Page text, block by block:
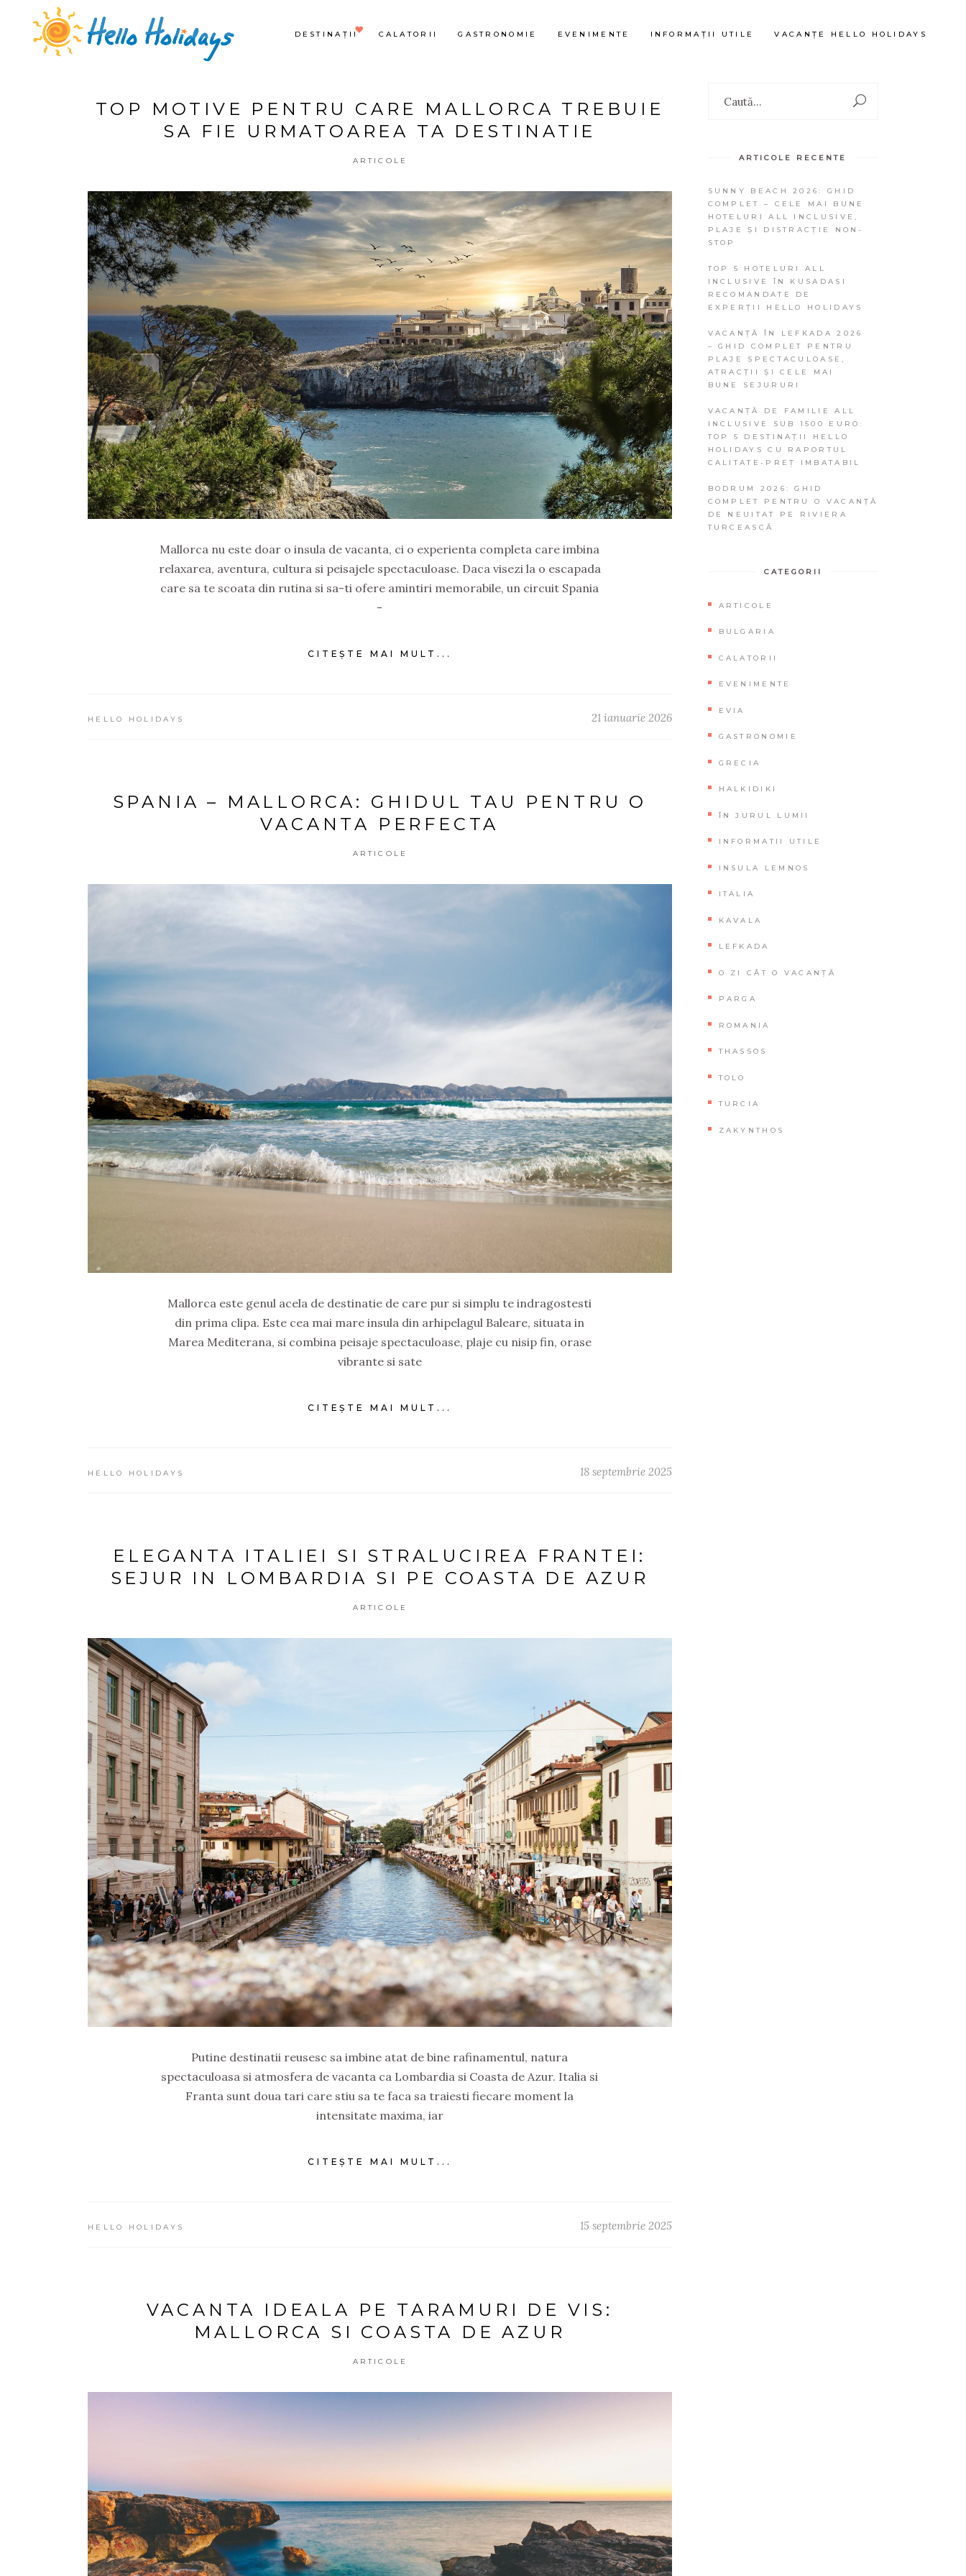
DESTINAȚII CALATORII GASTRONOMIE EVENIMENTE INFORMAȚII UTILE VACANȚE HELLO HOLIDAYS
TOP MOTIVE PENTRU CARE MALLORCA TREBUIE
SA FIE URMATOAREA TA DESTINATIE
ARTICOLE
Mallorca nu este doar o insula de vacanta, ci o experienta completa care imbina
relaxarea, aventura, cultura si peisajele spectaculoase. Daca visezi la o escapada
care sa te scoata din rutina si sa-ti ofere amintiri memorabile, un circuit Spania
-
CITEȘTE MAI MULT...
HELLO HOLIDAYS 21 ianuarie 2026
SPANIA – MALLORCA: GHIDUL TAU PENTRU O
VACANTA PERFECTA
ARTICOLE
Mallorca este genul acela de destinatie de care pur si simplu te indragostesti
din prima clipa. Este cea mai mare insula din arhipelagul Baleare, situata in
Marea Mediterana, si combina peisaje spectaculoase, plaje cu nisip fin, orase
vibrante si sate
CITEȘTE MAI MULT...
HELLO HOLIDAYS 18 septembrie 2025
ELEGANTA ITALIEI SI STRALUCIREA FRANTEI:
SEJUR IN LOMBARDIA SI PE COASTA DE AZUR
ARTICOLE
Putine destinatii reusesc sa imbine atat de bine rafinamentul, natura
spectaculoasa si atmosfera de vacanta ca Lombardia si Coasta de Azur. Italia si
Franta sunt doua tari care stiu sa te faca sa traiesti fiecare moment la
intensitate maxima, iar
CITEȘTE MAI MULT...
HELLO HOLIDAYS 15 septembrie 2025
VACANTA IDEALA PE TARAMURI DE VIS:
MALLORCA SI COASTA DE AZUR
ARTICOLE
ARTICOLE RECENTE
SUNNY BEACH 2026: GHID
COMPLET – CELE MAI BUNE
HOTELURI ALL INCLUSIVE,
PLAJE ȘI DISTRACȚIE NON-
STOP
TOP 5 HOTELURI ALL
INCLUSIVE ÎN KUSADASI
RECOMANDATE DE
EXPERȚII HELLO HOLIDAYS
VACANȚĂ ÎN LEFKADA 2026
– GHID COMPLET PENTRU
PLAJE SPECTACULOASE,
ATRACȚII ȘI CELE MAI
BUNE SEJURURI
VACANȚĂ DE FAMILIE ALL
INCLUSIVE SUB 1500 EURO:
TOP 5 DESTINAȚII HELLO
HOLIDAYS CU RAPORTUL
CALITATE-PREȚ IMBATABIL
BODRUM 2026: GHID
COMPLET PENTRU O VACANȚĂ
DE NEUITAT PE RIVIERA
TURCEASCĂ
CATEGORII
ARTICOLE
BULGARIA
CALATORII
EVENIMENTE
EVIA
GASTRONOMIE
GRECIA
HALKIDIKI
ÎN JURUL LUMII
INFORMATII UTILE
INSULA LEMNOS
ITALIA
KAVALA
LEFKADA
O ZI CÂT O VACANȚĂ
PARGA
ROMANIA
THASSOS
TOLO
TURCIA
ZAKYNTHOS